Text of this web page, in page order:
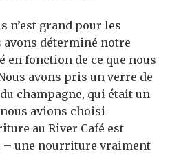
n’est grand pour les
déterminé notre
en fonction de ce que nous
avons pris un verre de
champagne, qui était un
avions choisi
au River Café est
– une nourriture vraiment